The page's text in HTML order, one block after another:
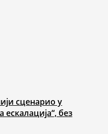
сценарио у
без